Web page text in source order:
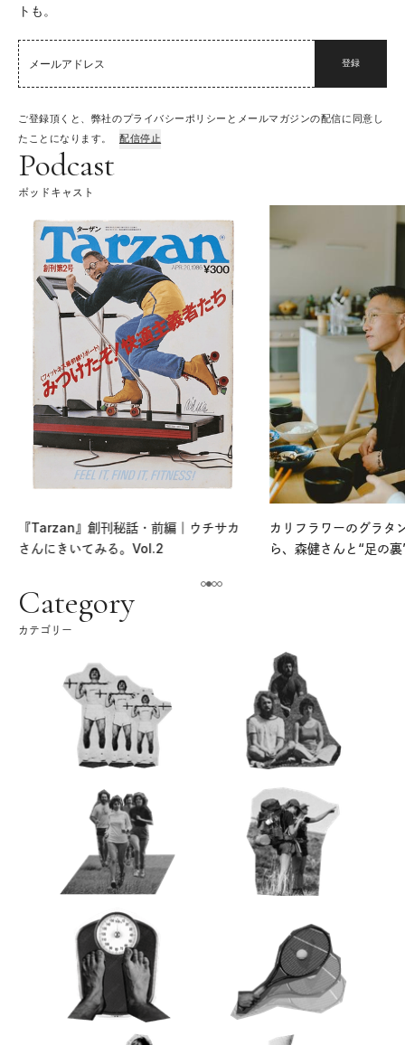
トも。
登録
ご登録頂くと、弊社のプライバシーポリシーとメールマガジンの配信に同意し
たことになります。
配信停止
Podcast
ポッドキャスト
『Tarzan』創刊秘話・前編｜ウチサカ
さんにきいてみる。Vol.2
カリフラワーのグラタ
ら、森健さんと“足の
Category
カテゴリー